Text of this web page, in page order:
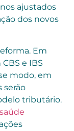
ajustados
dos novos
Em
CBS e IBS
modo, em
serão
tributário.
saúde